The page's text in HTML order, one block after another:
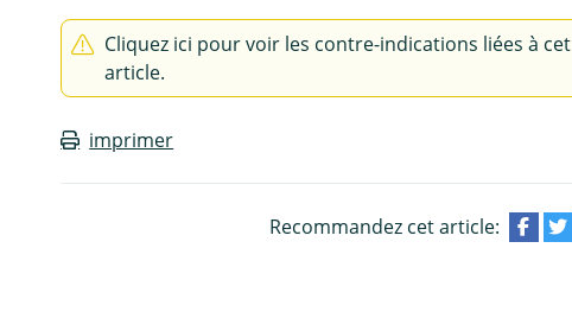
Cliquez ici pour voir les contre-indications liées à cet
article.
imprimer
Recommandez cet article: